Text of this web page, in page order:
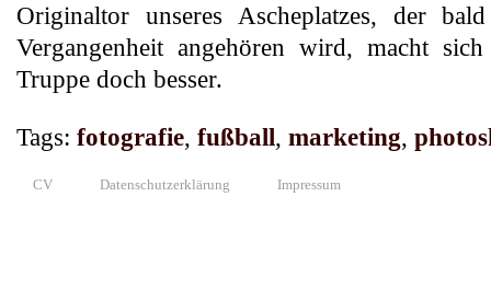
Originaltor unseres Ascheplatzes, der
Vergangenheit angehören wird, macht
Truppe doch besser.
Tags: fotografie, fußball, marketing,
CV Datenschutzerklärung Impressum